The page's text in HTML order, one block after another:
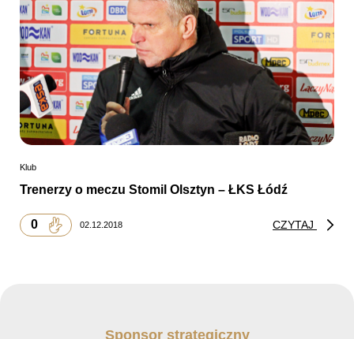
Klub
Trenerzy o meczu Stomil Olsztyn – ŁKS Łódź
0 02.12.2018 CZYTAJ
Sponsor strategiczny